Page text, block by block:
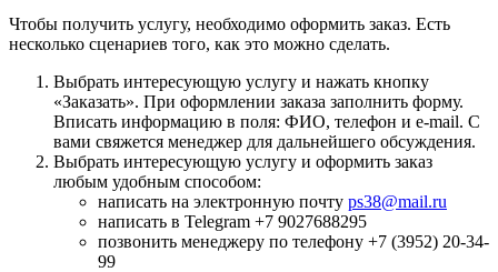
Чтобы получить услугу, необходимо оформить заказ. Есть
несколько сценариев того, как это можно сделать.
Выбрать интересующую услугу и нажать кнопку
«Заказать». При оформлении заказа заполнить форму.
Вписать информацию в поля: ФИО, телефон и e-mail. С
вами свяжется менеджер для дальнейшего обсуждения.
Выбрать интересующую услугу и оформить заказ
любым удобным способом:
написать на электронную почту ps38@mail.ru
написать в Telegram +7 9027688295
позвонить менеджеру по телефону +7 (3952) 20-34-
99